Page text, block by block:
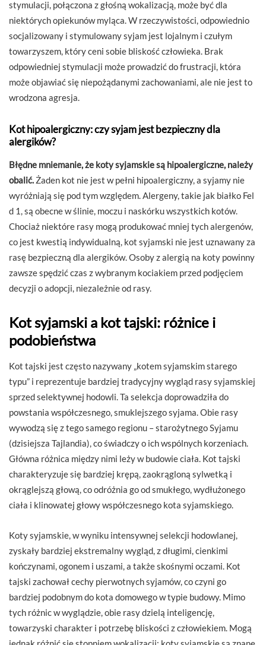
stymulacji, połączona z głośną wokalizacją, może być dla
niektórych opiekunów myląca. W rzeczywistości, odpowiednio
socjalizowany i stymulowany syjam jest lojalnym i czułym
towarzyszem, który ceni sobie bliskość człowieka. Brak
odpowiedniej stymulacji może prowadzić do frustracji, która
może objawiać się niepożądanymi zachowaniami, ale nie jest to
wrodzona agresja.
Kot hipoalergiczny: czy syjam jest bezpieczny dla
alergików?
Błędne mniemanie, że koty syjamskie są hipoalergiczne, należy
obalić. Żaden kot nie jest w pełni hipoalergiczny, a syjamy nie
wyróżniają się pod tym względem. Alergeny, takie jak białko Fel
d 1, są obecne w ślinie, moczu i naskórku wszystkich kotów.
Chociaż niektóre rasy mogą produkować mniej tych alergenów,
co jest kwestią indywidualną, kot syjamski nie jest uznawany za
rasę bezpieczną dla alergików. Osoby z alergią na koty powinny
zawsze spędzić czas z wybranym kociakiem przed podjęciem
decyzji o adopcji, niezależnie od rasy.
Kot syjamski a kot tajski: różnice i
podobieństwa
Kot tajski jest często nazywany „kotem syjamskim starego
typu” i reprezentuje bardziej tradycyjny wygląd rasy syjamskiej
sprzed selektywnej hodowli. Ta selekcja doprowadziła do
powstania współczesnego, smuklejszego syjama. Obie rasy
wywodzą się z tego samego regionu – starożytnego Syjamu
(dzisiejsza Tajlandia), co świadczy o ich wspólnych korzeniach.
Główna różnica między nimi leży w budowie ciała. Kot tajski
charakteryzuje się bardziej krępą, zaokrągloną sylwetką i
okrąglejszą głową, co odróżnia go od smukłego, wydłużonego
ciała i klinowatej głowy współczesnego kota syjamskiego.
Koty syjamskie, w wyniku intensywnej selekcji hodowlanej,
zyskały bardziej ekstremalny wygląd, z długimi, cienkimi
kończynami, ogonem i uszami, a także skośnymi oczami. Kot
tajski zachował cechy pierwotnych syjamów, co czyni go
bardziej podobnym do kota domowego w typie budowy. Mimo
tych różnic w wyglądzie, obie rasy dzielą inteligencję,
towarzyski charakter i potrzebę bliskości z człowiekiem. Mogą